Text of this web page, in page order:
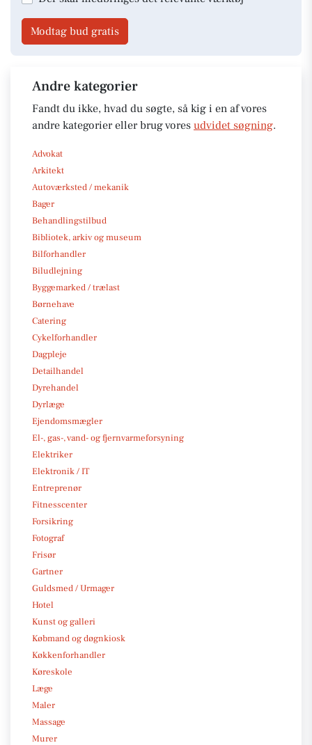
Modtag bud gratis
Andre kategorier
Fandt du ikke, hvad du søgte, så kig i en af vores
andre kategorier eller brug vores udvidet søgning.
Advokat
Arkitekt
Autoværksted / mekanik
Bager
Behandlingstilbud
Bibliotek, arkiv og museum
Bilforhandler
Biludlejning
Byggemarked / trælast
Børnehave
Catering
Cykelforhandler
Dagpleje
Detailhandel
Dyrehandel
Dyrlæge
Ejendomsmægler
El-, gas-, vand- og fjernvarmeforsyning
Elektriker
Elektronik / IT
Entreprenør
Fitnesscenter
Forsikring
Fotograf
Frisør
Gartner
Guldsmed / Urmager
Hotel
Kunst og galleri
Købmand og døgnkiosk
Køkkenforhandler
Køreskole
Læge
Maler
Massage
Murer